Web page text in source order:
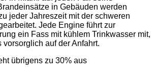
in Gebäuden werden
jeder Jahreszeit mit der schweren
Jede Engine führt zur
ein Fass mit kühlem Trinkwasser mit,
auf der Anfahrt.
übrigens zu 30% aus